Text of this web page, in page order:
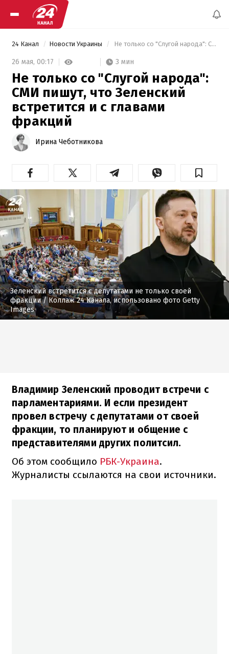
24 Канал Новости Украины Не только со "Слугой народа": СМИ пишут, что Зеленский встретится и с главами фракций
26 мая, 00:17 3 мин
Не только со "Слугой народа":
СМИ пишут, что Зеленский
встретится и с главами
фракций
Ирина Чеботникова
Зеленский встретится с депутатами не только своей
фракции/ Коллаж 24 Канала, использовано фото Getty
Images
Владимир Зеленский проводит встречи с
парламентариями. И если президент
провел встречу с депутатами от своей
фракции, то планируют и общение с
представителями других политсил.
Об этом сообщило РБК-Украина.
Журналисты ссылаются на свои источники.